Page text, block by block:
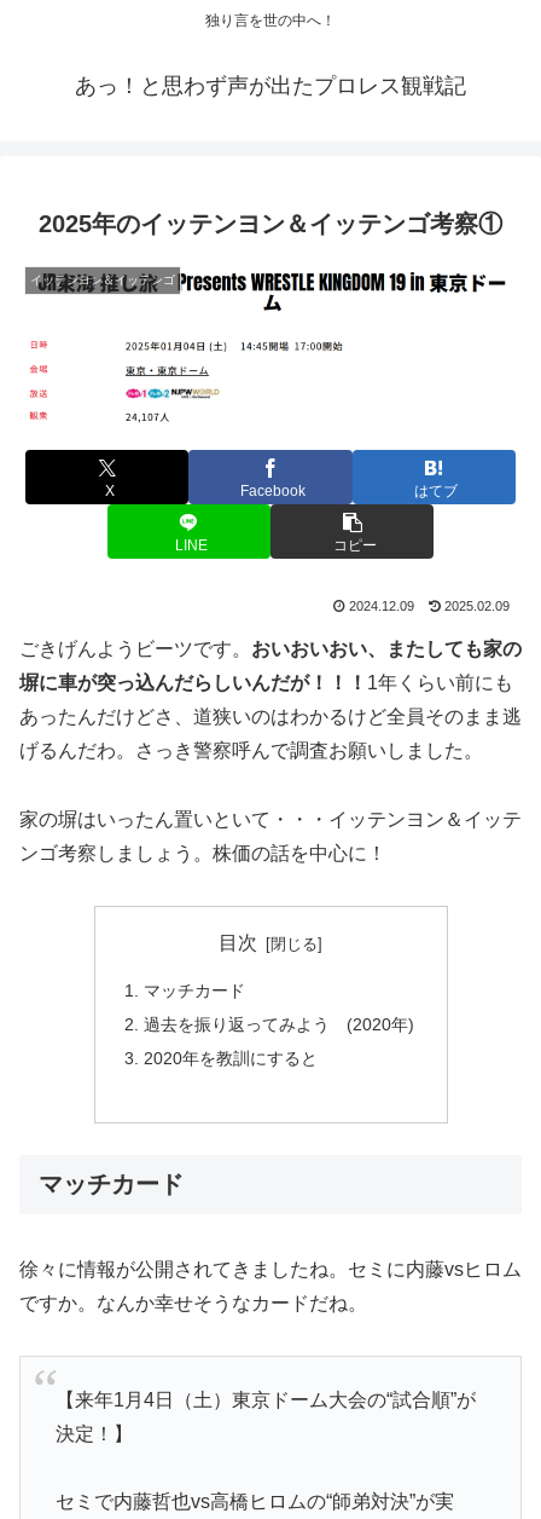
独り言を世の中へ！
あっ！と思わず声が出たプロレス観戦記
2025年のイッテンヨン＆イッテンゴ考察①
イッテンヨン＆イッテンゴ
X Facebook はてブ
LINE コピー
2024.12.09 2025.02.09
ごきげんようビーツです。 おいおいおい、またしても家の
塀に車が突っ込んだらしいんだが！！！ 1年くらい前にも
あったんだけどさ、道狭いのはわかるけど全員そのまま逃
げるんだわ。さっき警察呼んで調査お願いしました。
家の塀はいったん置いといて・・・イッテンヨン＆イッテ
ンゴ考察しましょう。株価の話を中心に！
目次
マッチカード
過去を振り返ってみよう (2020年)
2020年を教訓にすると
マッチカード
徐々に情報が公開されてきましたね。セミに内藤vsヒロム
ですか。なんか幸せそうなカードだね。
【来年1月4日（土）東京ドーム大会の“試合順”が
決定！】
セミで内藤哲也vs高橋ヒロムの“師弟対決”が実